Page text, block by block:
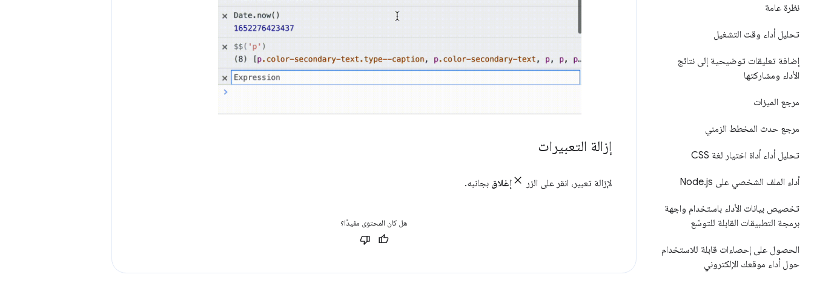
نظرة عامة
تحليل أداء وقت التشغيل
إضافة تعليقات توضيحية إلى نتائج
الأداء ومشاركتها
مرجع الميزات
مرجع حدث المخطط الزمني
تحليل أداء أداة اختيار لغة CSS
أداء الملف الشخصي على Node .js
تخصيص بيانات الأداء باستخدام واجهة
برمجة التطبيقات القابلة للتوسّع
الحصول على إحصاءات قابلة للاستخدام
حول أداء موقعك الإلكتروني
إزالة التعبيرات
لإزالة تعبير، انقر على الزر إغلاق بجانبه.
هل كان المحتوى مفيدًا؟